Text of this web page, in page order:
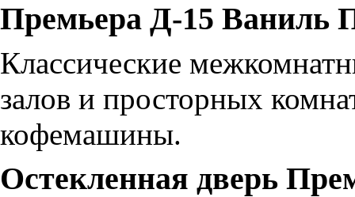
Премьера Д-15 Ваниль
Классические
залов и просторных
кофемашины.
Остекленная дверь